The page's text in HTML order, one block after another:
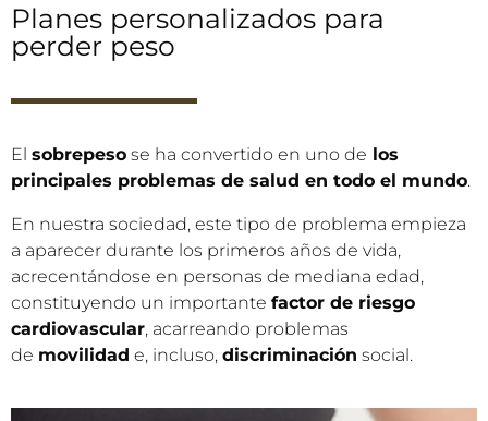
Planes personalizados para
perder peso
El sobrepeso se ha convertido en uno de los
principales problemas de salud en todo el mundo.
En nuestra sociedad, este tipo de problema empieza
a aparecer durante los primeros años de vida,
acrecentándose en personas de mediana edad,
constituyendo un importante factor de riesgo
cardiovascular, acarreando problemas
de movilidad e, incluso, discriminación social.